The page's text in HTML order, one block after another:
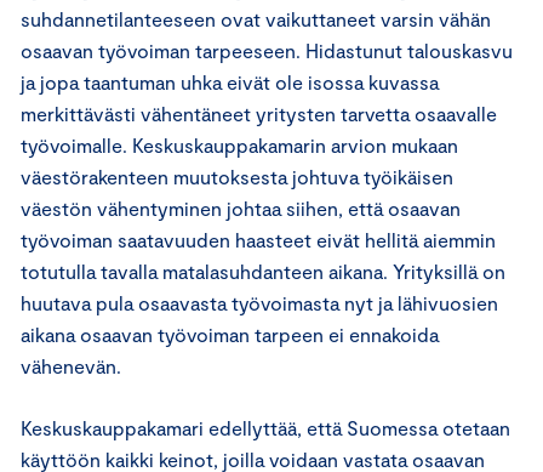
suhdannetilanteeseen ovat vaikuttaneet varsin vähän
osaavan työvoiman tarpeeseen. Hidastunut talouskasvu
ja jopa taantuman uhka eivät ole isossa kuvassa
merkittävästi vähentäneet yritysten tarvetta osaavalle
työvoimalle. Keskuskauppakamarin arvion mukaan
väestörakenteen muutoksesta johtuva työikäisen
väestön vähentyminen johtaa siihen, että osaavan
työvoiman saatavuuden haasteet eivät hellitä aiemmin
totutulla tavalla matalasuhdanteen aikana. Yrityksillä on
huutava pula osaavasta työvoimasta nyt ja lähivuosien
aikana osaavan työvoiman tarpeen ei ennakoida
vähenevän.
Keskuskauppakamari edellyttää, että Suomessa otetaan
käyttöön kaikki keinot, joilla voidaan vastata osaavan